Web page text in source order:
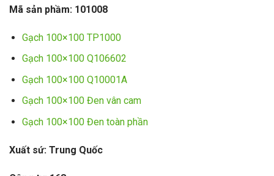
Mã sản phầm: 101008
Gạch 100×100 TP1000
Gạch 100×100 Q106602
Gạch 100×100 Q10001A
Gạch 100×100 Đen vân cam
Gạch 100×100 Đen toàn phần
Xuất sứ: Trung Quốc